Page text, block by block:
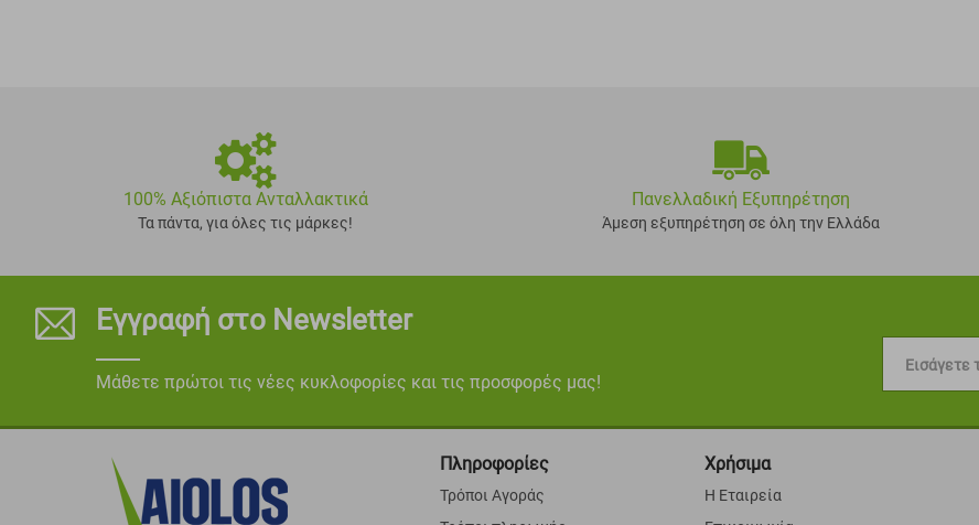
100% Αξιόπιστα Ανταλλακτικά
Τα πάντα, για όλες τις μάρκες!
Πανελλαδική Εξυπηρέτηση
Άμεση εξυπηρέτηση σε όλη την Ελλάδα
Εγγραφή στο Newsletter
Μάθετε πρώτοι τις νέες κυκλοφορίες και τις προσφορές μας!
Εισάγετε
Πληροφορίες
Τρόποι Αγοράς
Χρήσιμα
Η Εταιρεία